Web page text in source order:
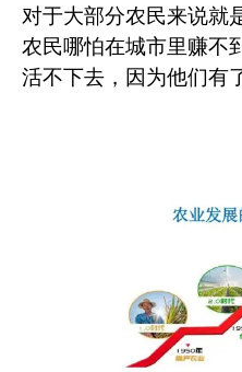
对于大部分农民来说就
农民哪怕在城市里赚不
活不下去，因为他们有